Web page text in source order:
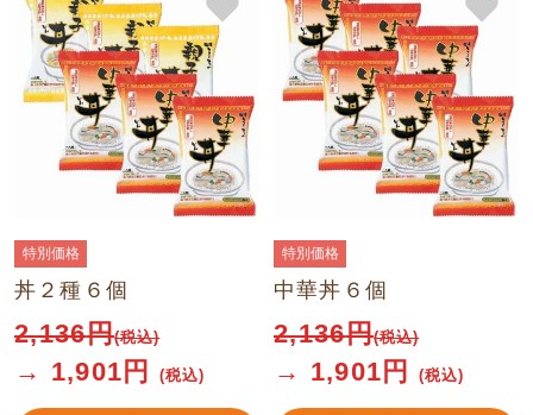
特別価格
丼２種６個
2,136円(税込)
→ 1,901 円(税込)
特別価格
中華丼６個
2,136円(税込)
→ 1,901 円(税込)